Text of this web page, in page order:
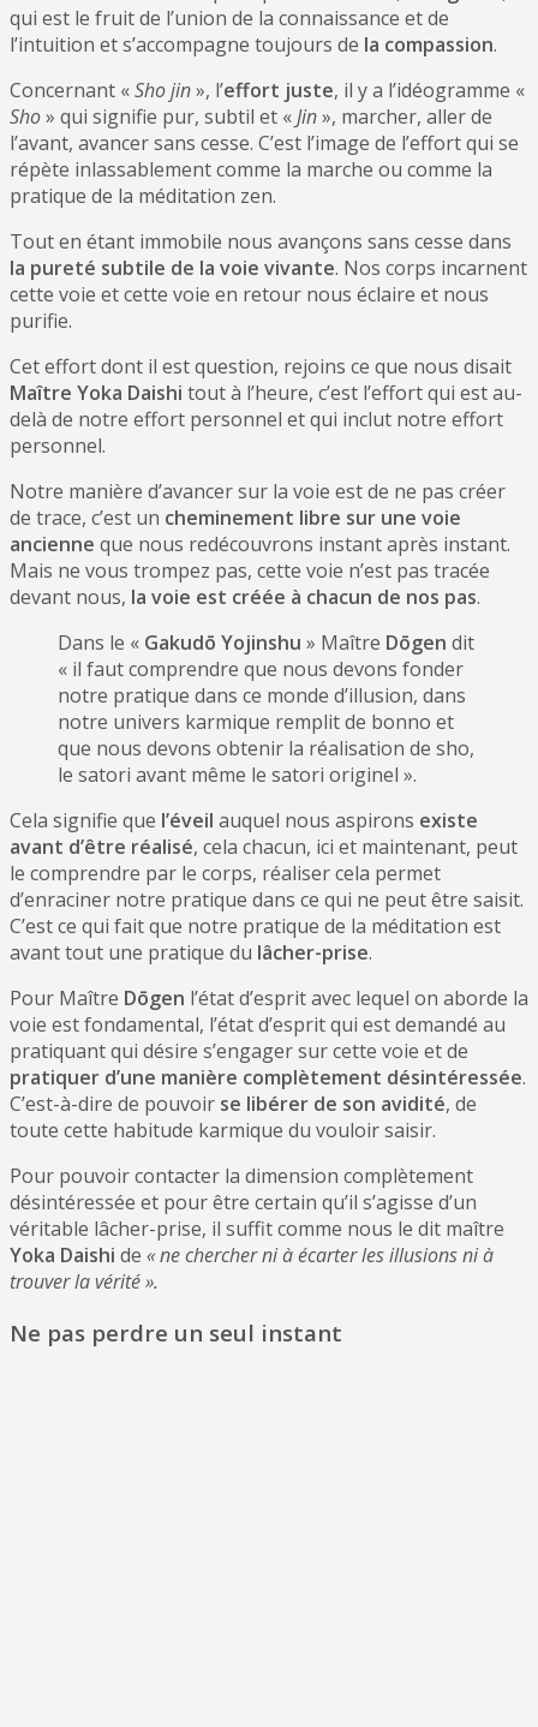
qui est le fruit de l’union de la connaissance et de
l’intuition et s’accompagne toujours de la compassion.
Concernant «Sho jin», l’effort juste, il y a l’idéogramme «
Sho» qui signifie pur, subtil et «Jin», marcher, aller de
l’avant, avancer sans cesse. C’est l’image de l’effort qui se
répète inlassablement comme la marche ou comme la
pratique de la méditation zen.
Tout en étant immobile nous avançons sans cesse dans
la pureté subtile de la voie vivante. Nos corps incarnent
cette voie et cette voie en retour nous éclaire et nous
purifie.
Cet effort dont il est question, rejoins ce que nous disait
Maître Yoka Daishi tout à l’heure, c’est l’effort qui est au-
delà de notre effort personnel et qui inclut notre effort
personnel.
Notre manière d’avancer sur la voie est de ne pas créer
de trace, c’est un cheminement libre sur une voie
ancienne que nous redécouvrons instant après instant.
Mais ne vous trompez pas, cette voie n’est pas tracée
devant nous, la voie est créée à chacun de nos pas.
Dans le « Gakudō Yojinshu » Maître Dōgen dit
« il faut comprendre que nous devons fonder
notre pratique dans ce monde d’illusion, dans
notre univers karmique remplit de bonno et
que nous devons obtenir la réalisation de sho,
le satori avant même le satori originel ».
Cela signifie que l’éveil auquel nous aspirons existe
avant d’être réalisé, cela chacun, ici et maintenant, peut
le comprendre par le corps, réaliser cela permet
d’enraciner notre pratique dans ce qui ne peut être saisit.
C’est ce qui fait que notre pratique de la méditation est
avant tout une pratique du lâcher-prise.
Pour Maître Dōgen l’état d’esprit avec lequel on aborde la
voie est fondamental, l’état d’esprit qui est demandé au
pratiquant qui désire s’engager sur cette voie et de
pratiquer d’une manière complètement désintéressée.
C’est-à-dire de pouvoir se libérer de son avidité, de
toute cette habitude karmique du vouloir saisir.
Pour pouvoir contacter la dimension complètement
désintéressée et pour être certain qu’il s’agisse d’un
véritable lâcher-prise, il suffit comme nous le dit maître
Yoka Daishi de « ne chercher ni à écarter les illusions ni à
trouver la vérité ».
Ne pas perdre un seul instant